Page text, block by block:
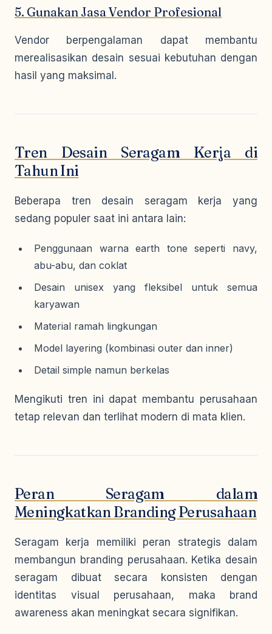
5. Gunakan Jasa Vendor Profesional
Vendor berpengalaman dapat membantu
merealisasikan desain sesuai kebutuhan dengan
hasil yang maksimal.
Tren Desain Seragam Kerja di
Tahun Ini
Beberapa tren desain seragam kerja yang
sedang populer saat ini antara lain:
Penggunaan warna earth tone seperti navy,
abu-abu, dan coklat
Desain unisex yang fleksibel untuk semua
karyawan
Material ramah lingkungan
Model layering (kombinasi outer dan inner)
Detail simple namun berkelas
Mengikuti tren ini dapat membantu perusahaan
tetap relevan dan terlihat modern di mata klien.
Peran Seragam dalam
Meningkatkan Branding Perusahaan
Seragam kerja memiliki peran strategis dalam
membangun branding perusahaan. Ketika desain
seragam dibuat secara konsisten dengan
identitas visual perusahaan, maka brand
awareness akan meningkat secara signifikan.